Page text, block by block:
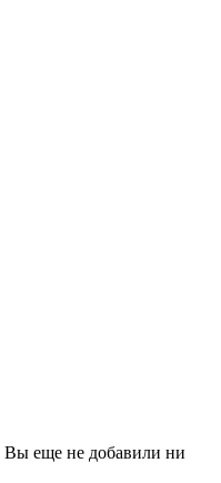
Вы еще не добавили ни